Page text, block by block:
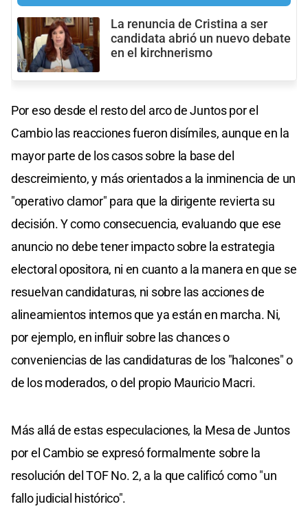
La renuncia de Cristina a ser
candidata abrió un nuevo debate
en el kirchnerismo
Por eso desde el resto del arco de Juntos por el
Cambio las reacciones fueron disímiles, aunque en la
mayor parte de los casos sobre la base del
descreimiento, y más orientados a la inminencia de un
"operativo clamor" para que la dirigente revierta su
decisión. Y como consecuencia, evaluando que ese
anuncio no debe tener impacto sobre la estrategia
electoral opositora, ni en cuanto a la manera en que se
resuelvan candidaturas, ni sobre las acciones de
alineamientos internos que ya están en marcha. Ni,
por ejemplo, en influir sobre las chances o
conveniencias de las candidaturas de los "halcones" o
de los moderados, o del propio Mauricio Macri.
Más allá de estas especulaciones, la Mesa de Juntos
por el Cambio se expresó formalmente sobre la
resolución del TOF No. 2, a la que calificó como "un
fallo judicial histórico".